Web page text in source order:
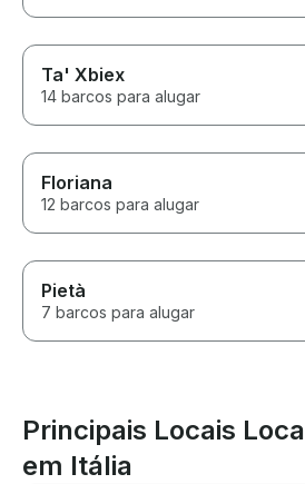
Ta' Xbiex
14 barcos para alugar
Floriana
12 barcos para alugar
Pietà
7 barcos para alugar
Principais Locais
em Itália